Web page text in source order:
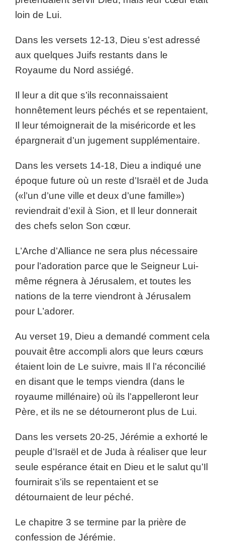
loin de Lui.
Dans les versets 12-13, Dieu s’est adressé
aux quelques Juifs restants dans le
Royaume du Nord assiégé.
Il leur a dit que s’ils reconnaissaient
honnêtement leurs péchés et se repentaient,
Il leur témoignerait de la miséricorde et les
épargnerait d’un jugement supplémentaire.
Dans les versets 14-18, Dieu a indiqué une
époque future où un reste d’Israël et de Juda
(«l’un d’une ville et deux d’une famille»)
reviendrait d’exil à Sion, et Il leur donnerait
des chefs selon Son cœur.
L’Arche d’Alliance ne sera plus nécessaire
pour l’adoration parce que le Seigneur Lui-
même régnera à Jérusalem, et toutes les
nations de la terre viendront à Jérusalem
pour L’adorer.
Au verset 19, Dieu a demandé comment cela
pouvait être accompli alors que leurs cœurs
étaient loin de Le suivre, mais Il l’a réconcilié
en disant que le temps viendra (dans le
royaume millénaire) où ils l’appelleront leur
Père, et ils ne se détourneront plus de Lui.
Dans les versets 20-25, Jérémie a exhorté le
peuple d’Israël et de Juda à réaliser que leur
seule espérance était en Dieu et le salut qu’Il
fournirait s’ils se repentaient et se
détournaient de leur péché.
Le chapitre 3 se termine par la prière de
confession de Jérémie.